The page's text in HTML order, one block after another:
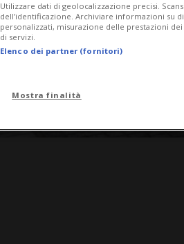
Utilizzare dati di geolocalizzazione precisi.
dell’identificazione. Archiviare informazioni su
personalizzati, misurazione delle prestazioni
di servizi.
Elenco dei partner (fornitori)
Mostra finalità